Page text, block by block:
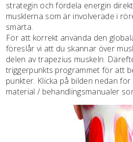
strategin och fördela energin
musklerna som är involverade i
smärta.
För att korrekt använda den
föreslår vi att du skannar över
delen av trapezius muskeln.
triggerpunkts programmet för att
punkter. Klicka på bilden nedan
material / behandlingsmanualer